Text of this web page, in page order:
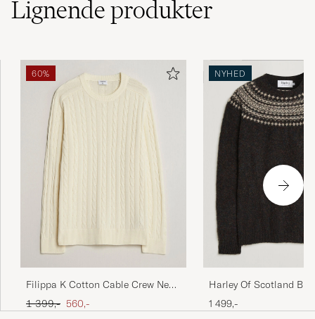
Lignendeprodukter
60%
Filippa K Cotton Cable Crew Neck
Sweater Calico White
Ordinary pris
1 399,- Nedsat pris
560,-
NYHED
Harley Of Scotland
Supersoft Lambswool
Volcano/Cameo
1 499,-